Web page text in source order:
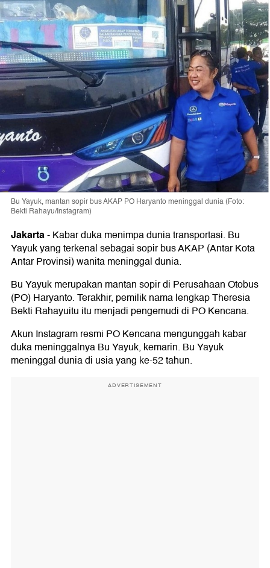
Bu Yayuk, mantan sopir bus AKAP PO Haryanto meninggal dunia (Foto:
Bekti Rahayu/Instagram)
Jakarta-Kabar duka menimpa dunia transportasi. Bu
Yayuk yang terkenal sebagai sopir bus AKAP (Antar Kota
Antar Provinsi) wanita meninggal dunia.
Bu Yayuk merupakan mantan sopir di Perusahaan Otobus
(PO) Haryanto. Terakhir, pemilik nama lengkap Theresia
Bekti Rahayuitu itu menjadi pengemudi di PO Kencana.
Akun Instagram resmi PO Kencana mengunggah kabar
duka meninggalnya Bu Yayuk, kemarin. Bu Yayuk
meninggal dunia di usia yang ke-52 tahun.
ADVERTISEMENT